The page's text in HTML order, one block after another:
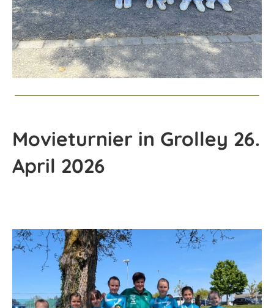
Movieturnier in Grolley 26.
April 2026